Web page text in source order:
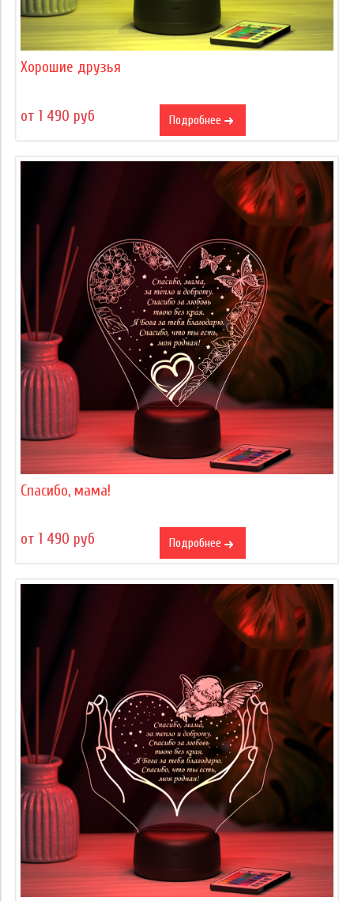
Хорошие друзья
от 1 490 руб Подробнее
Спасибо, мама!
от 1 490 руб Подробнее